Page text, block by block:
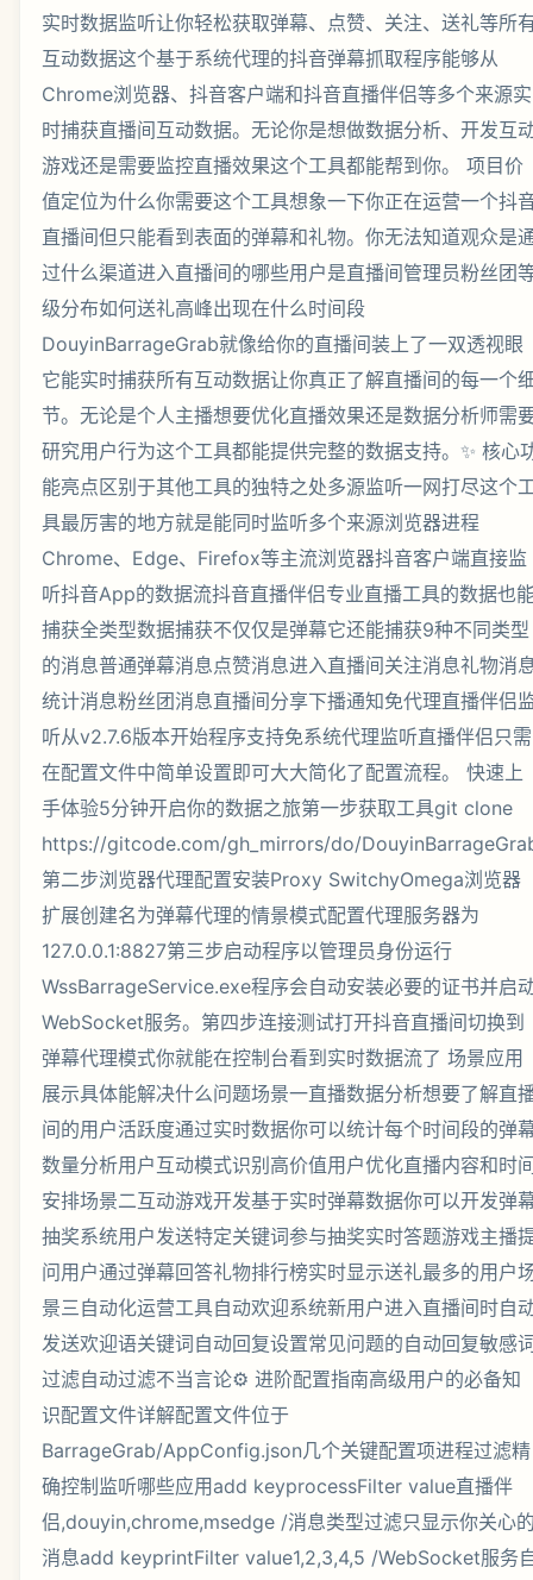
实时数据监听让你轻松获取弹幕、点赞、关注、送礼等所
互动数据这个基于系统代理的抖音弹幕抓取程序能够从
Chrome浏览器、抖音客户端和抖音直播伴侣等多个来源实
时捕获直播间互动数据。无论你是想做数据分析、开发互
游戏还是需要监控直播效果这个工具都能帮到你。 项目价
值定位为什么你需要这个工具想象一下你正在运营一个抖
直播间但只能看到表面的弹幕和礼物。你无法知道观众是
过什么渠道进入直播间的哪些用户是直播间管理员粉丝团
级分布如何送礼高峰出现在什么时间段
DouyinBarrageGrab就像给你的直播间装上了一双透视眼
它能实时捕获所有互动数据让你真正了解直播间的每一个
节。无论是个人主播想要优化直播效果还是数据分析师需
研究用户行为这个工具都能提供完整的数据支持。✨ 核心
能亮点区别于其他工具的独特之处多源监听一网打尽这个
具最厉害的地方就是能同时监听多个来源浏览器进程
Chrome、Edge、Firefox等主流浏览器抖音客户端直接监
听抖音App的数据流抖音直播伴侣专业直播工具的数据也
捕获全类型数据捕获不仅仅是弹幕它还能捕获9种不同类型
的消息普通弹幕消息点赞消息进入直播间关注消息礼物消
统计消息粉丝团消息直播间分享下播通知免代理直播伴侣
听从v2.7.6版本开始程序支持免系统代理监听直播伴侣只需
在配置文件中简单设置即可大大简化了配置流程。 快速上
手体验5分钟开启你的数据之旅第一步获取工具git clone
https://gitcode.com/gh_mirrors/do/
第二步浏览器代理配置安装Proxy SwitchyOmega浏览器
扩展创建名为弹幕代理的情景模式配置代理服务器为
127.0.0.1:8827第三步启动程序以管理员身份运行
WssBarrageService.exe程序会自动安装必要的证书并启
WebSocket服务。第四步连接测试打开抖音直播间切换到
弹幕代理模式你就能在控制台看到实时数据流了 场景应用
展示具体能解决什么问题场景一直播数据分析想要了解直
间的用户活跃度通过实时数据你可以统计每个时间段的弹
数量分析用户互动模式识别高价值用户优化直播内容和时
安排场景二互动游戏开发基于实时弹幕数据你可以开发弹
抽奖系统用户发送特定关键词参与抽奖实时答题游戏主播
问用户通过弹幕回答礼物排行榜实时显示送礼最多的用户
景三自动化运营工具自动欢迎系统新用户进入直播间时自
发送欢迎语关键词自动回复设置常见问题的自动回复敏感
过滤自动过滤不当言论⚙️ 进阶配置指南高级用户的必备知
识配置文件详解配置文件位于
BarrageGrab/AppConfig.json几个关键配置项进程过滤精
确控制监听哪些应用add keyprocessFilter value直播伴
侣,douyin,chrome,msedge /消息类型过滤只显示你关心
消息add keyprintFilter value1,2,3,4,5 /WebSocket服务